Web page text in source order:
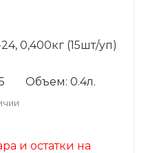
0,400кг (15шт/уп)
Объем: 0.4л.
и остатки на